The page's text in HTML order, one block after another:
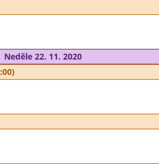
Neděle 22. 11. 2020